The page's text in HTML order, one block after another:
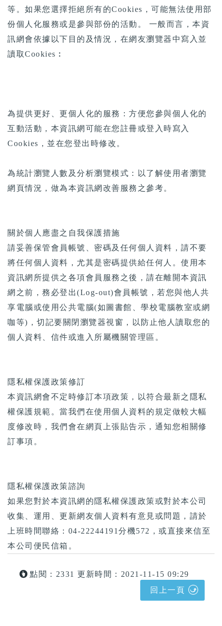
等。如果您選擇拒絕所有的Cookies，可能無法使用部
份個人化服務或是參與部份的活動。 一般而言，本資
訊網會依據以下目的及情況，在網友瀏覽器中寫入並
讀取Cookies︰
為提供更好、更個人化的服務：方便您參與個人化的
互動活動，本資訊網可能在您註冊或登入時寫入
Cookies，並在您登出時修改。
為統計瀏覽人數及分析瀏覽模式：以了解使用者瀏覽
網頁情況，做為本資訊網改善服務之參考。
關於個人應盡之自我保護措施
請妥善保管會員帳號、密碼及任何個人資料，請不要
將任何個人資料，尤其是密碼提供給任何人。使用本
資訊網所提供之各項會員服務之後，請在離開本資訊
網之前，務必登出(Log-out)會員帳號，若您與他人共
享電腦或使用公共電腦(如圖書館、學校電腦教室或網
咖等)，切記要關閉瀏覽器視窗，以防止他人讀取您的
個人資料、信件或進入所屬機關管理區。
隱私權保護政策修訂
本資訊網會不定時修訂本項政策，以符合最新之隱私
權保護規範。當我們在使用個人資料的規定做較大幅
度修改時，我們會在網頁上張貼告示，通知您相關修
訂事項。
隱私權保護政策諮詢
如果您對於本資訊網的隱私權保護政策或對於本公司
收集、運用、更新網友個人資料有意見或問題，請於
上班時間聯絡：04-22244191分機572，或直接來信至
本公司便民信箱。
點閱：2331 更新時間：2021-11-15 09:29
回上一頁